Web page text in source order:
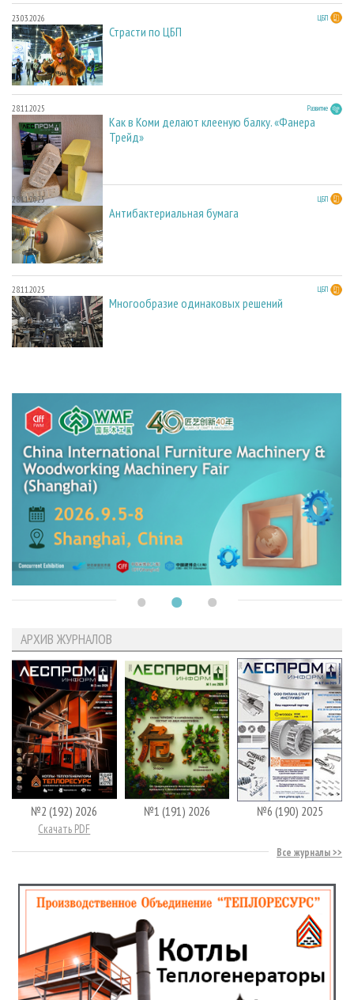
23.03.2026 ЦБП
Страсти по ЦБП
28.11.2025 Развитие
Как в Коми делают клееную балку. «Фанера
Трейд»
28.11.2025 ЦБП
Антибактериальная бумага
28.11.2025 ЦБП
Многообразие одинаковых решений
АРХИВ ЖУРНАЛОВ
№2 (192) 2026
Скачать PDF
№1 (191) 2026 №6 (190) 2025
Все журналы